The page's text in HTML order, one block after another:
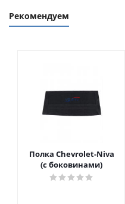
Рекомендуем
Полка Chevrolet-Niva
(с боковинами)